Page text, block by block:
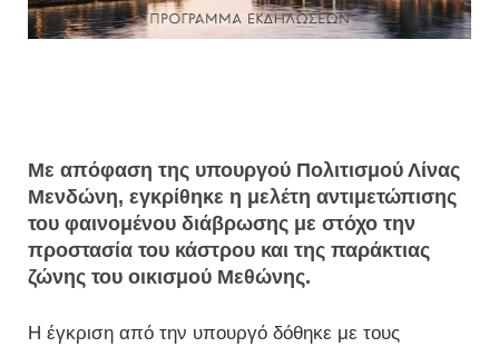
Με απόφαση της υπουργού Πολιτισμού Λίνας
Μενδώνη, εγκρίθηκε η μελέτη αντιμετώπισης
του φαινομένου διάβρωσης με στόχο την
προστασία του κάστρου και της παράκτιας
ζώνης του οικισμού Μεθώνης.
Η έγκριση από την υπουργό δόθηκε με τους